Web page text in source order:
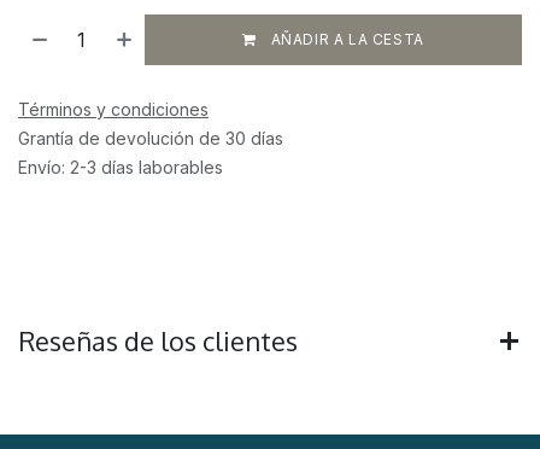
AÑADIR A LA CESTA
Términos y condiciones
Grantía de devolución de 30 días
Envío: 2-3 días laborables
Reseñas de los clientes